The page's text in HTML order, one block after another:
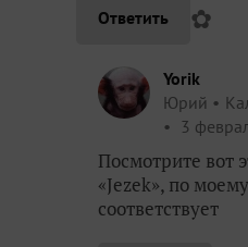
Ответить ✿
Yorik
Юрий
3
Посмотрите вот
«Jezek», по
соответствует